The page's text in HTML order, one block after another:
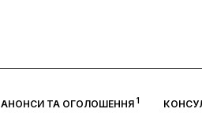
АНОНСИ ТА ОГОЛОШЕННЯ1